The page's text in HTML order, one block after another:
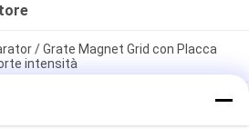
/ Grate Magnet Grid con Placca
intensità
magnete del separatore
di separazione